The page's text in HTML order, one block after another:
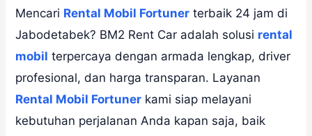
Mencari Rental Mobil Fortuner terbaik 24 jam di
Jabodetabek? BM2 Rent Car adalah solusi rental
mobil terpercaya dengan armada lengkap, driver
profesional, dan harga transparan. Layanan
Rental Mobil Fortuner kami siap melayani
kebutuhan perjalanan Anda kapan saja, baik